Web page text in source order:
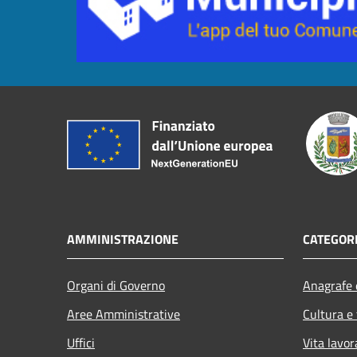
AMMINISTRAZIONE
Organi di Governo
Aree Amministrative
Uffici
Cultura
Vita